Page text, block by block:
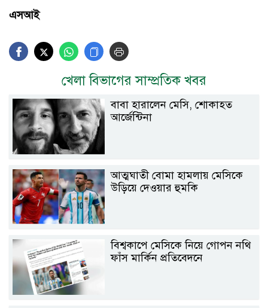
এসআই
খেলা বিভাগের সাম্প্রতিক খবর
বাবা হারালেন মেসি, শোকাহত
আর্জেন্টিনা
আত্মঘাতী বোমা হামলায় মেসিকে
উড়িয়ে দেওয়ার হুমকি
বিশ্বকাপে মেসিকে নিয়ে গোপন নথি
ফাঁস মার্কিন প্রতিবেদনে